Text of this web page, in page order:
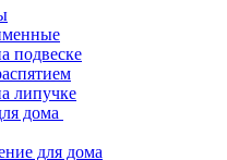
дома
для дома